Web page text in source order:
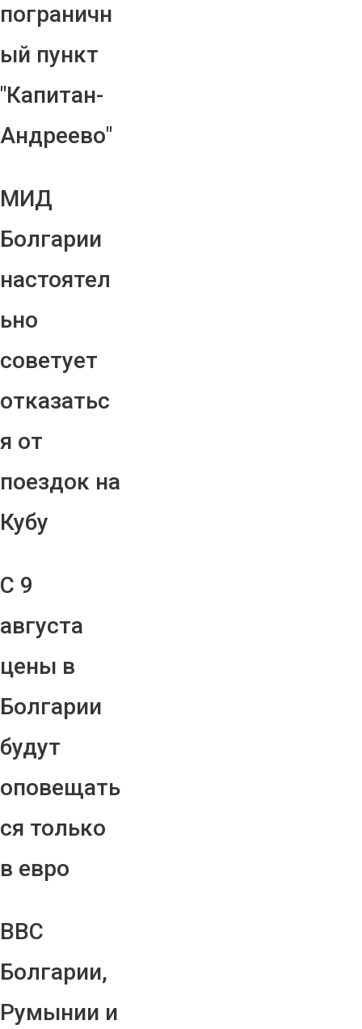
пограничн
ый пункт
"Капитан-
Андреево"
МИД
Болгарии
настоятел
ьно
советует
отказатьс
я от
поездок на
Кубу
С 9
августа
цены в
Болгарии
будут
оповещать
ся только
в евро
ВВС
Болгарии,
Румынии и